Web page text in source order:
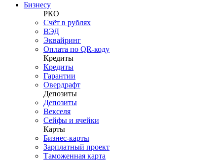
Бизнесу
РКО
Счёт в рублях
ВЭД
Эквайринг
Оплата по QR-коду
Кредиты
Кредиты
Гарантии
Овердрафт
Депозиты
Депозиты
Векселя
Сейфы и ячейки
Карты
Бизнес-карты
Зарплатный проект
Таможенная карта